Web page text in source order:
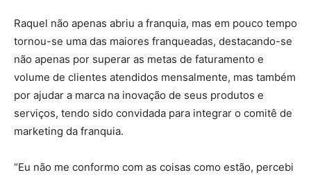
Raquel não apenas abriu a franquia, mas em pouco tempo
tornou-se uma das maiores franqueadas, destacando-se
não apenas por superar as metas de faturamento e
volume de clientes atendidos mensalmente, mas também
por ajudar a marca na inovação de seus produtos e
serviços, tendo sido convidada para integrar o comitê de
marketing da franquia.
“Eu não me conformo com as coisas como estão, percebi